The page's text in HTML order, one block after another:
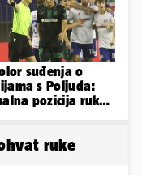
suđenja o
s Poljuda:
pozicija ruku
ruke